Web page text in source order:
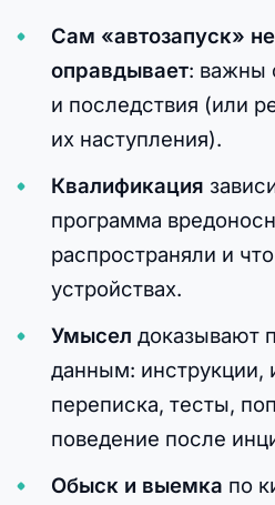
Сам «автозапуск»
оправдывает: важны
и последствия (или
их наступления).
Квалификация
программа
распространяли и
устройствах.
Умысел доказывают
данным: инструкции,
переписка, тесты,
поведение после
Обыск и выемка по